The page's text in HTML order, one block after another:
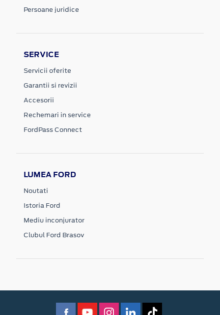
Persoane juridice
SERVICE
Servicii oferite
Garantii si revizii
Accesorii
Rechemari in service
FordPass Connect
LUMEA FORD
Noutati
Istoria Ford
Mediu inconjurator
Clubul Ford Brasov